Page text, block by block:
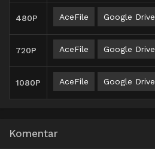
480P AceFile Google Drive
720P AceFile Google Drive
1080P AceFile Google Drive
Komentar